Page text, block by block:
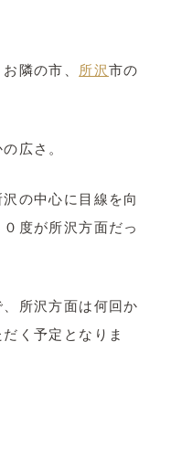
隣の市、 所沢市の
広さ。
の中心に目線を向
度が所沢方面だっ
所沢方面は何回か
く予定となりま